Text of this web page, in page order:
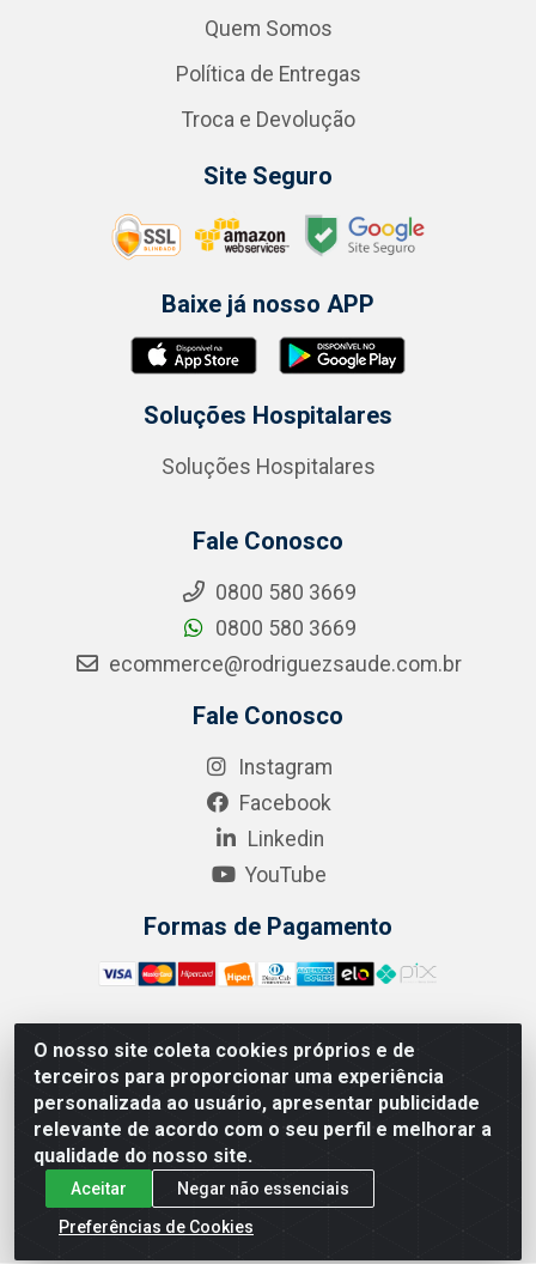
O nosso site coleta cookies próprios e de
terceiros para proporcionar uma experiência
personalizada ao usuário, apresentar publicidade
relevante de acordo com o seu perfil e melhorar a
qualidade do nosso site.
Aceitar
Negar não essenciais
Preferências de Cookies
Quem Somos
Política de Entregas
Troca e Devolução
Site Seguro
Baixe já nosso APP
Soluções Hospitalares
Soluções Hospitalares
Fale Conosco
0800 580 3669
0800 580 3669
ecommerce@rodriguezsaude.com.br
Fale Conosco
Instagram
Facebook
Linkedin
YouTube
Formas de Pagamento
A.R. RODRIGUEZ SOLUÇÕES EM SAÚDE - Endereço Av.
Joaquim Nabuco, 2235 - Centro, Manaus - AM, CEP
69020-031 - CNPJ 04.562.591/0001-41